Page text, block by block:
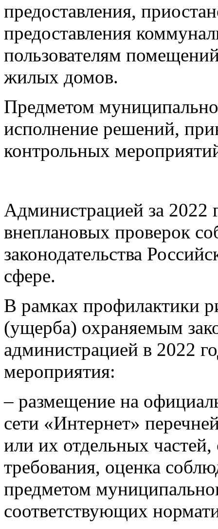
предоставления,
предоставления
пользователям
жилых домов.
Предметом
исполнение решений,
контрольных
Администрацией за 2022
внеплановых проверок
законодательства
сфере.
В рамках профилактики
(ущерба) охраняемым
администрацией в 2022
мероприятия:
– размещение на
сети «Интернет»
или их отдельных
требования, оценка
предметом
соответствующих